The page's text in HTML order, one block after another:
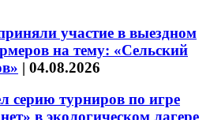
участие в выездном
на тему: «Сельский
| 04.08.2026
серию турниров по игре
в экологическом лагере